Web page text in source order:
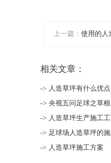
上一篇： 使用的人
相关文章：
-> 人造草坪有什么优点
-> 央视五问足球之草
-> 人造草坪生产施工
-> 足球场人造草坪的
-> 人造草坪施工方案